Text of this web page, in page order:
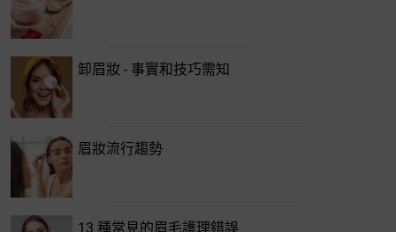
卸眉妝 - 事實和技巧需知
眉妝流行趨勢
13 種常見的眉毛護理錯誤